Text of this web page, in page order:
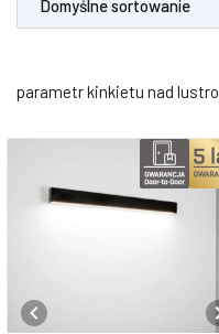
parametr kinkietu nad lustro